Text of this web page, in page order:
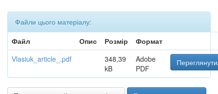
Файли цього матеріалу:
Файл
Опис Розмір
Формат
Vlasiuk_article_.pdf
348,39
kB
Adobe
PDF